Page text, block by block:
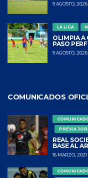
9 AGOSTO, 2026
LA LIGA
OLIMPIA A
PASO
9 AGOSTO, 2026
COMUNICADOS
PREVIA
REAL
BASE AL
16 MARZO, 2021